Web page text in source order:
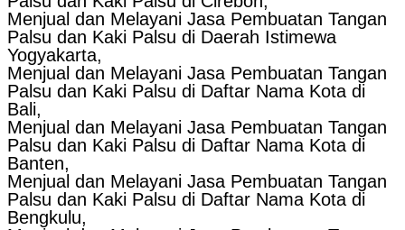
Menjual dan Melayani Jasa Pembuatan Tangan
Palsu dan Kaki Palsu di Daerah Istimewa
Yogyakarta,
Menjual dan Melayani Jasa Pembuatan Tangan
Palsu dan Kaki Palsu di Daftar Nama Kota di
Bali,
Menjual dan Melayani Jasa Pembuatan Tangan
Palsu dan Kaki Palsu di Daftar Nama Kota di
Banten,
Menjual dan Melayani Jasa Pembuatan Tangan
Palsu dan Kaki Palsu di Daftar Nama Kota di
Bengkulu,